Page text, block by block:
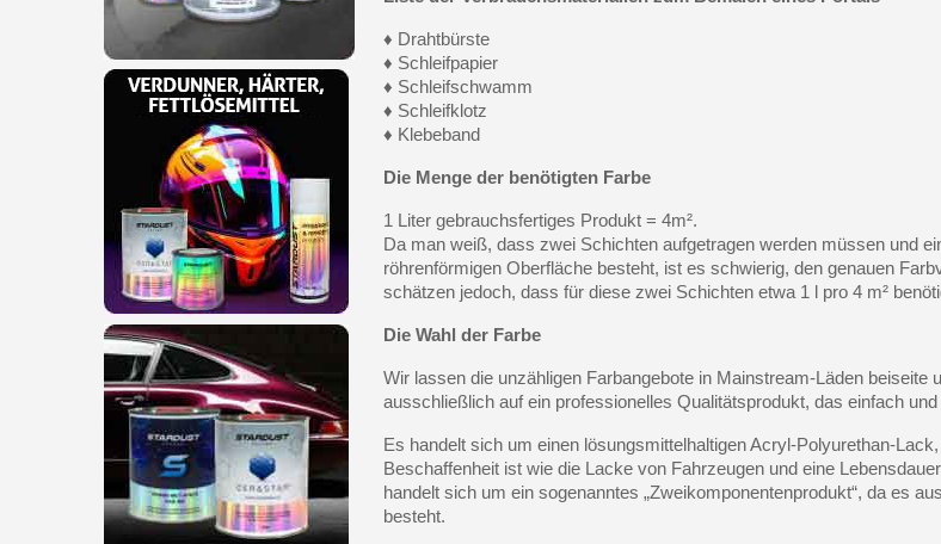
♦ Drahtbürste
♦ Schleifpapier
♦ Schleifschwamm
♦ Schleifklotz
♦ Klebeband
Die Menge der benötigten Farbe
1 Liter gebrauchsfertiges Produkt = 4m².
Da man weiß, dass zwei Schichten aufgetragen werden müssen und
röhrenförmigen Oberfläche besteht, ist es schwierig, den genauen
schätzen jedoch, dass für diese zwei Schichten etwa 1 l pro 4 m²
Die Wahl der Farbe
Wir lassen die unzähligen Farbangebote in Mainstream-Läden beiseite
ausschließlich auf ein professionelles Qualitätsprodukt, das einfach
Es handelt sich um einen lösungsmittelhaltigen Acryl-Polyurethan-
Beschaffenheit ist wie die Lacke von Fahrzeugen und eine
handelt sich um ein sogenanntes „Zweikomponentenprodukt“, da es
besteht.